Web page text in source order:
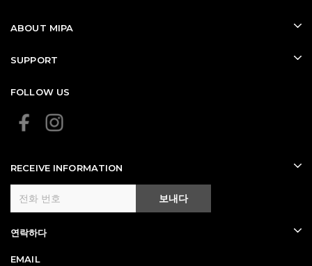
ABOUT MIPA
SUPPORT
FOLLOW US
RECEIVE INFORMATION
보내다
연락하다
EMAIL